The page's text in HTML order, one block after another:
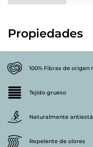
Propiedades
100% Fibras de origen
Tejido grueso
Naturalmente
Repelente de olores